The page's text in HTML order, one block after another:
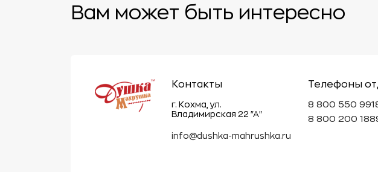
Вам может быть интересно
Контакты
г. Кохма, ул.
Владимирская 22 "А"
info@dushka-mahrushka.ru
Телефоны
8 800 550
8 800 200